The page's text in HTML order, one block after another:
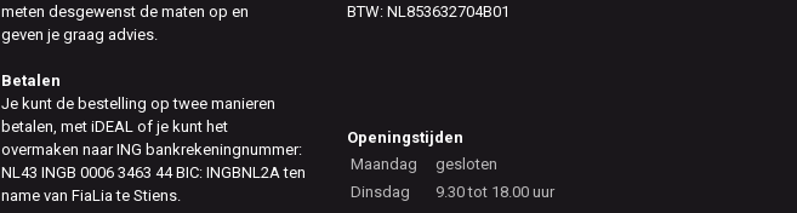
meten desgewenst de maten op en
geven je graag advies.
Betalen
Je kunt de bestelling op twee manieren
betalen, met iDEAL of je kunt het
overmaken naar ING bankrekeningnummer:
NL43 INGB 0006 3463 44 BIC: INGBNL2A ten
name van FiaLia te Stiens.
BTW: NL853632704B01
Openingstijden
Maandag
gesloten
Dinsdag
9.30 tot 18.00 uur